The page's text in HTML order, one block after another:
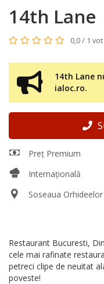
14th Lane
0,0 / 1 vot
14th Lane
ialoc.ro.
Preț Premium
Internațională
Soseaua
Restaurant Bucuresti,
cele mai rafinate
petreci clipe de neuitat
poveste!